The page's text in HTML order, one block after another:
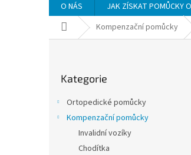
O NÁS JAK ZÍSKAT POMŮCKY
Domů Kompenzační pomůcky
kategorie
Kategorie
Ortopedické pomůcky
Kompenzační pomůcky
Invalidní vozíky
Chodítka